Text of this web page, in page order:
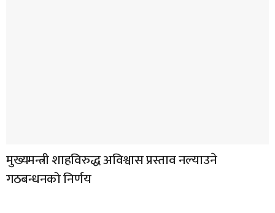
मुख्यमन्त्री शाहविरुद्ध अविश्वास प्रस्ताव नल्याउने
गठबन्धनको निर्णय